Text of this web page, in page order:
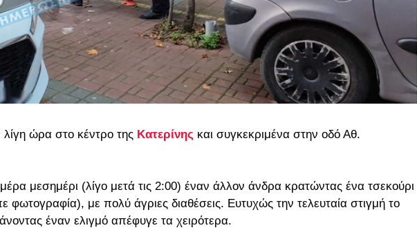
ώρα στο κέντρο της Κατερίνης και συγκεκριμένα στην οδό Αθ.
μεσημέρι (λίγο μετά τις 2:00) έναν άλλον άνδρα κρατώντας ένα τσεκούρι
φωτογραφία), με πολύ άγριες διαθέσεις. Ευτυχώς την τελευταία στιγμή το
έναν ελιγμό απέφυγε τα χειρότερα.